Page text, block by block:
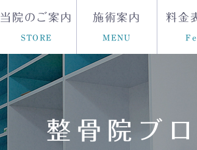
当院のご案内
STORE
施術案内
MENU
料金
整骨院ブ